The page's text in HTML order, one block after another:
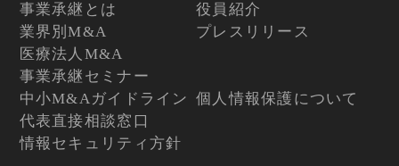
事業承継とは
業界別M&A
医療法人M&A
事業承継セミナー
役員紹介
プレスリリース
中小M&Aガイドライン
代表直接相談窓口
個人情報保護について
情報セキュリティ方針